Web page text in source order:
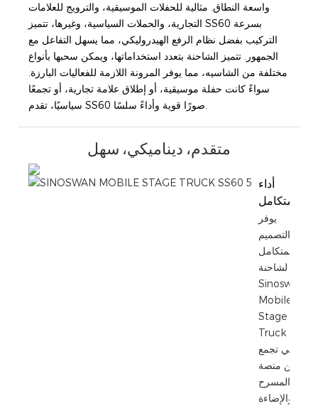
واسعة النطاق. مثالية للحفلات الموسيقية، والترويج للعلامات
التجارية، والحملات السياسية، وغيرها، تتميز SS60 بسرعة
التركيب بفضل نظام الرفع الهيدروليكي، مما يسهل التفاعل مع
الجمهور. تتميز الشاحنة بتعدد استخداماتها، ويمكن سحبها بأنواع
مختلفة من الشاسيه، مما يوفر المرونة اللازمة للفعاليات البارزة.
سواءً كانت حفلة موسيقية، أو إطلاق علامة تجارية، أو تجمعًا
سياسيًا، تقدم SS60 صورًا قوية وأداءً سلسًا.
متقدم، ديناميكي، سهل
أداء
متكامل
يوفر
التصميم
المتكامل
لشاحنة
Sinoswan
Mobile
Stage
Truck -
التي تجمع
بين منصة
المسرح
والإضاءة